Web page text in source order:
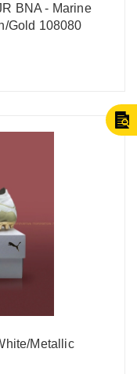
BNA - Marine
Gold 108080
Metallic